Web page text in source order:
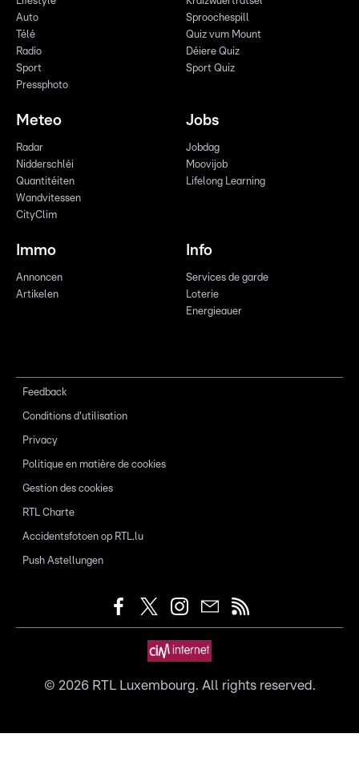
Auto
Télé
Radio
Sport
Pressphoto
Sproochespill
Quiz vum Mount
Déiere Quiz
Sport Quiz
Meteo
Radar
Nidderschléi
Quantitéiten
Wandvitessen
CityClim
Jobs
Jobdag
Moovijob
Lifelong Learning
Immo
Annoncen
Artikelen
Info
Services de garde
Loterie
Energieauer
Feedback
Conditions d'utilisation
Privacy
Politique en matière de cookies
Gestion des cookies
RTL Charte
Accidentsfotoen op RTL.lu
Push Astellungen
© 2026RTL Luxembourg. All rights reserved.